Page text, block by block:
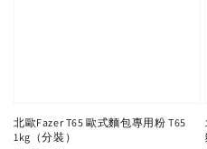
北歐Fazer T65 歐式麵包專用粉 T65
1kg（分裝）